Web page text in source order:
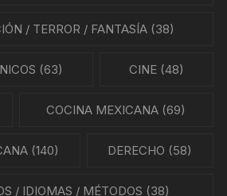
/ TERROR / FANTASÍA(38)
(63) CINE(48)
COCINA MEXICANA (69)
(140) DERECHO (58)
/ IDIOMAS / MÉTODOS (38)